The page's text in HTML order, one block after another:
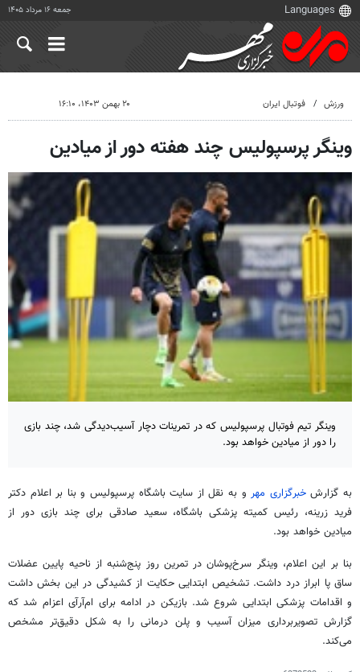
جمعه ۱۶ مرداد ۱۴۰۵
ورزش فوتبال ایران ۲۰ بهمن ۱۴۰۳، ۱۶:۱۰
وینگر پرسپولیس چند هفته دور از میادین
وینگر تیم فوتبال پرسپولیس که در تمرینات دچار آسیب‌دیدگی شد، چند بازی
را دور از میادین خواهد بود.
به گزارشخبرگزاری مهرو به نقل از سایت باشگاه پرسپولیس و بنا بر اعلام دکتر
فرید زرینه، رئیس کمیته پزشکی باشگاه، سعید صادقی برای چند بازی دور از
میادین خواهد بود.
بنا بر این اعلام، وینگر سرخ‌پوشان در تمرین روز پنج‌شنبه از ناحیه پایین عضلات
ساق پا ابراز درد داشت. تشخیص ابتدایی حکایت از کشیدگی در این بخش داشت
و اقدامات پزشکی ابتدایی شروع شد. بازیکن در ادامه برای ام‌آرآی اعزام شد که
گزارش تصویربرداری میزان آسیب و پلن درمانی را به شکل دقیق‌تر مشخص
می‌کند.